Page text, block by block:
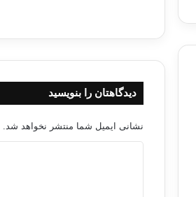
دیدگاهتان را بنویسید
نشانی ایمیل شما منتشر نخواهد شد.